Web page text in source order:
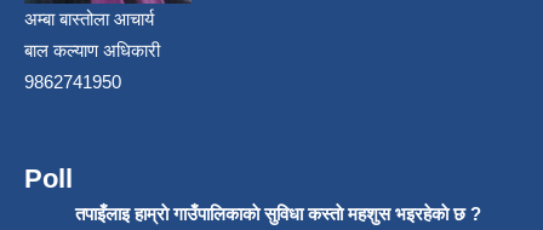
अम्बा बास्तोला आचार्य
बाल कल्याण अधिकारी
9862741950
Poll
तपाइँलाइ हाम्राे गाउँपालिकाकाे सुविधा कस्ताे महशुस भइरहेकाे छ ?